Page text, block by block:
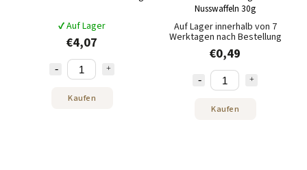
✔ Auf Lager
€4,07
Kaufen
Nusswaffeln 30g
Auf Lager innerhalb von 7
Werktagen nach Bestellung
€0,49
Kaufen